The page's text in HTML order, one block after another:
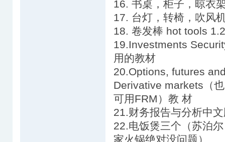
16. 书桌，柜子，晾衣
17. 台灯，转椅，吹风
18. 卷发棒 hot tools
19.Investments
用的教材
20.Options, futures
Derivative markets（也
可用FRM）教 材
21.财务报告与分析中
22.电饭煲三个（苏泊
家火锅绝对没问题）